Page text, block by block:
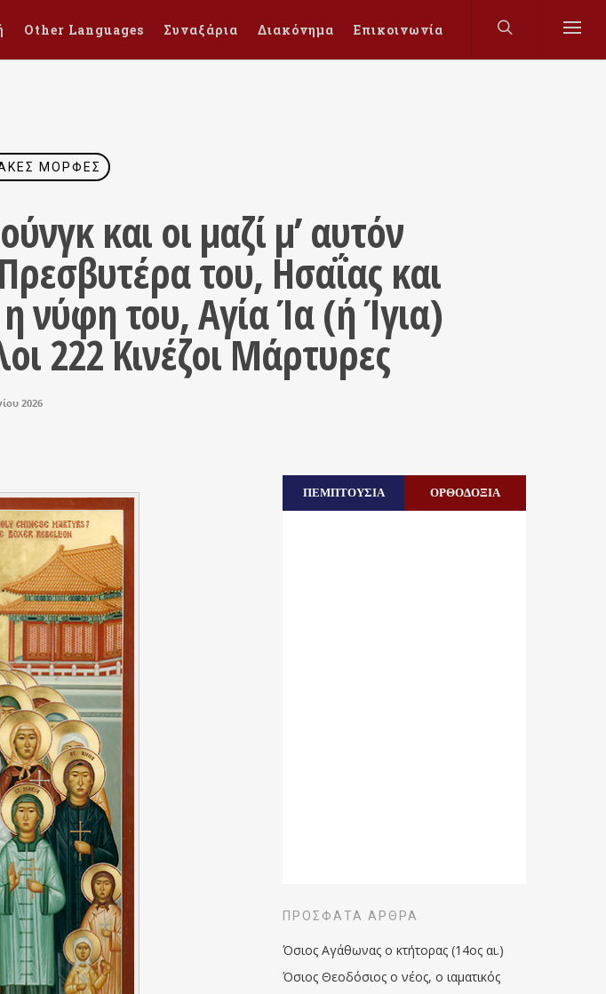
Other Languages Συναξάρια Διακόνημα Επικοινωνία
ΜΟΡΦΈΣ
και οι μαζί μ’ αυτόν
του, Ησαΐας και
νύφη του, Αγία Ία (ή Ίγια)
222 Κινέζοι Μάρτυρες
2026
ΠΕΜΠΤΟΥΣΙΑ ΟΡΘΟΔΟΞΙΑ
ΠΡΌΣΦΑΤΑ ΆΡΘΡΑ
Όσιος Αγάθωνας ο κτήτορας (14ος αι.)
Όσιος Θεοδόσιος ο νέος, ο ιαματικός